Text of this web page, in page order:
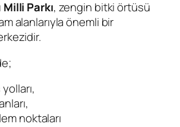
Parkı, zengin bitki örtüsü
alanlarıyla önemli bir
noktaları